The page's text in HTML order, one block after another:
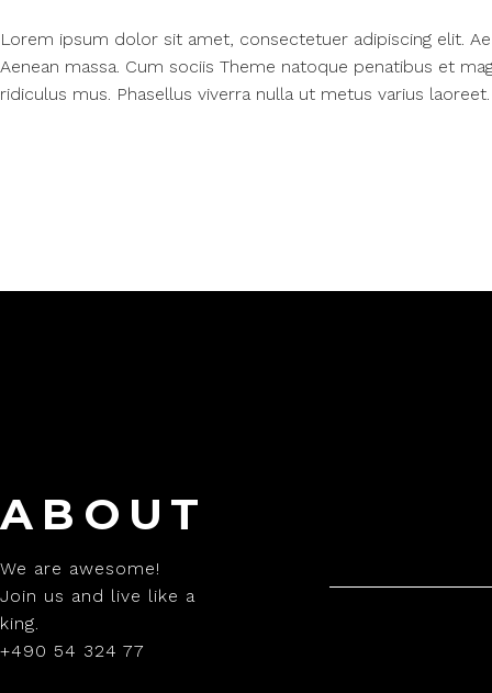
Lorem ipsum dolor sit amet, consectetuer adipiscing elit.
Aenean massa. Cum sociis Theme natoque penatibus et
ridiculus mus. Phasellus viverra nulla ut metus varius
ABOUT
We are awesome!
Join us and live like a
king.
+490 54 324 77